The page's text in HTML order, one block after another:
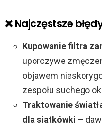
❌ Najczęstsze
Kupowanie filtra
uporczywe
objawem
zespołu suchego
Traktowanie
dla siatkówki –